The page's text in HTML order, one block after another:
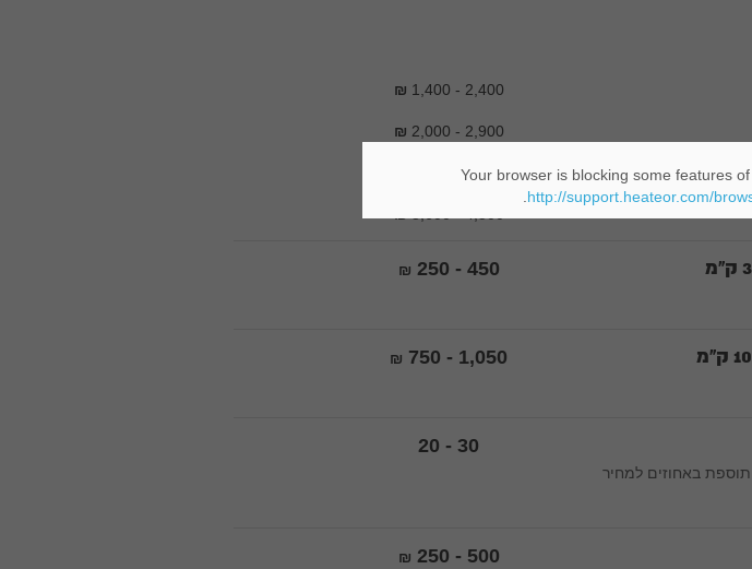
₪ 1,400 - 2,400
₪ 2,000 - 2,900
2,700 - 4,100
₪ 250 - 450
₪ 750 - 1,050
תוספת באחוזים למחיר
20 - 30
₪ 250 - 500
Your browser is blocking some features
http://support.heateor.com/